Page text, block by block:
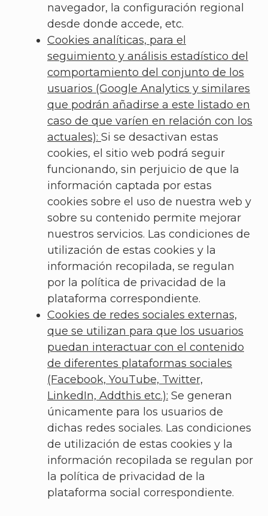
navegador, la configuración regional
desde donde accede, etc.
Cookies analíticas, para el
seguimiento y análisis estadístico del
comportamiento del conjunto de los
usuarios (Google Analytics y similares
que podrán añadirse a este listado en
caso de que varíen en relación con los
actuales): Si se desactivan estas
cookies, el sitio web podrá seguir
funcionando, sin perjuicio de que la
información captada por estas
cookies sobre el uso de nuestra web y
sobre su contenido permite mejorar
nuestros servicios. Las condiciones de
utilización de estas cookies y la
información recopilada, se regulan
por la política de privacidad de la
plataforma correspondiente.
Cookies de redes sociales externas,
que se utilizan para que los usuarios
puedan interactuar con el contenido
de diferentes plataformas sociales
(Facebook, YouTube, Twitter,
LinkedIn, Addthis etc.): Se generan
únicamente para los usuarios de
dichas redes sociales. Las condiciones
de utilización de estas cookies y la
información recopilada se regulan por
la política de privacidad de la
plataforma social correspondiente.